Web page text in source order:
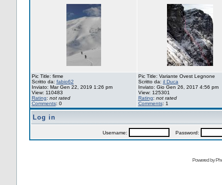
Pic Title: firme
Scritto da: fabio62
Inviato: Mar Gen 22, 2019 1:26 pm
View: 110483
Rating: not rated
Comments: 0
Pic Title: Variante Ovest Legnone
Scritto da: il Duca
Inviato: Gio Gen 26, 2017 4:56 pm
View: 125301
Rating: not rated
Comments: 1
Log in
Username: Password:
Powered by